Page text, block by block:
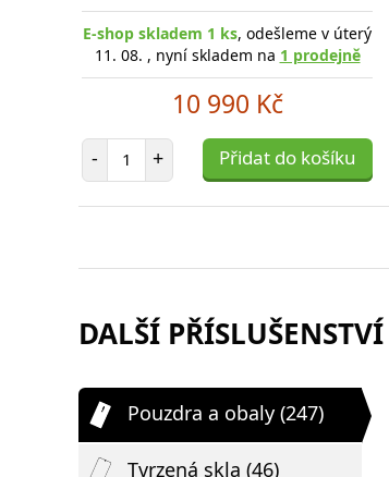
E-shop skladem 1 ks, odešleme v úterý
11. 08. , nyní skladem na 1 prodejně
10 990 Kč
- Počet položek
+ Přidat do košíku
DALŠÍ
Pouzdra a obaly (247)
Tvrzená skla (46)